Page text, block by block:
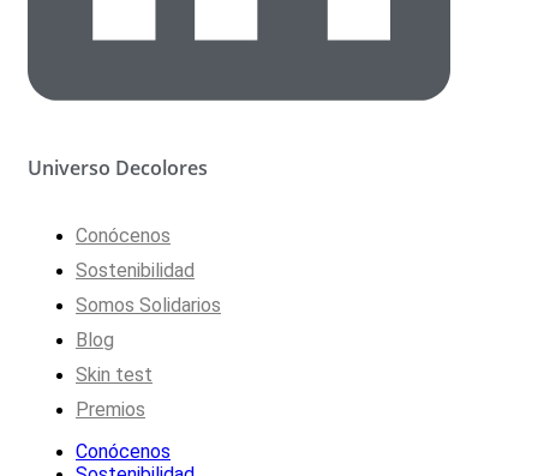
Universo Decolores
Conócenos
Sostenibilidad
Somos Solidarios
Blog
Skin test
Premios
Conócenos